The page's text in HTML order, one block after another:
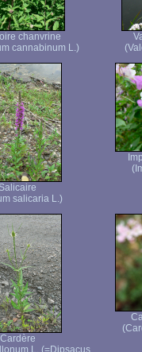
chanvrine
cannabinum L.)
Salicaire
salicaria L.)
Cardère
L. (=Dipsacus